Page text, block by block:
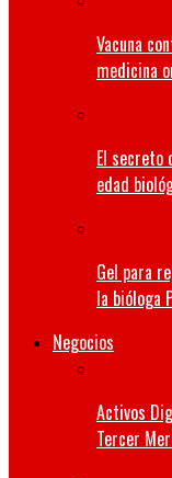
Vacuna
medicina
El secreto
edad
Gel para
la bióloga
Negocios
Activos
Tercer